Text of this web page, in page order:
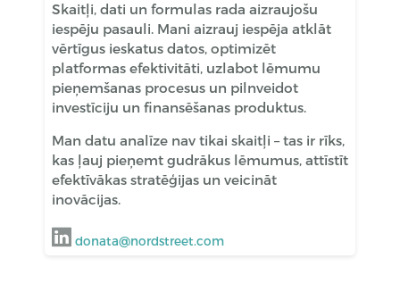
Skaitļi, dati un formulas rada aizraujošu
iespēju pasauli. Mani aizrauj iespēja atklāt
vērtīgus ieskatus datos, optimizēt
platformas efektivitāti, uzlabot lēmumu
pieņemšanas procesus un pilnveidot
investīciju un finansēšanas produktus.
Man datu analīze nav tikai skaitļi – tas ir rīks,
kas ļauj pieņemt gudrākus lēmumus, attīstīt
efektīvākas stratēģijas un veicināt
inovācijas.
donata@nordstreet.com